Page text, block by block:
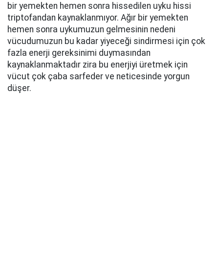
bir yemekten hemen sonra hissedilen uyku hissi
triptofandan kaynaklanmıyor. Ağır bir yemekten
hemen sonra uykumuzun gelmesinin nedeni
vücudumuzun bu kadar yiyeceği sindirmesi için çok
fazla enerji gereksinimi duymasından
kaynaklanmaktadır zira bu enerjiyi üretmek için
vücut çok çaba sarfeder ve neticesinde yorgun
düşer.